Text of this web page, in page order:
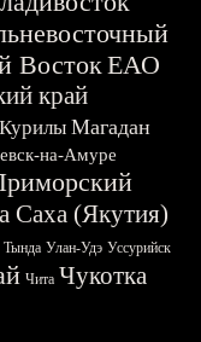
ВостокЕАО
край
Курилы Магадан
на-Амуре
Саха (Якутия)
Тында Улан-Удэ Уссурийск
Чита Чукотка